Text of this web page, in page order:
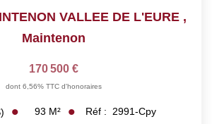
VALLEE DE L'EURE ,
Maintenon
170 500 €
dont 6,56% TTC d'honoraires
93 M² Réf : 2991-Cpy